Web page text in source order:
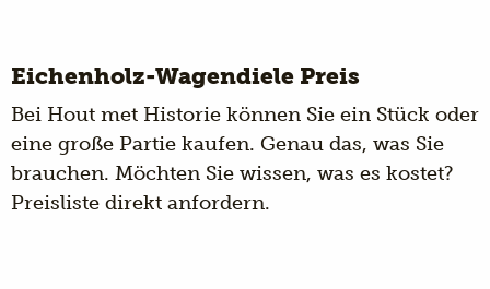
Eichenholz-Wagendiele Preis
Bei Hout met Historie können Sie ein Stück oder
eine große Partie kaufen. Genau das, was Sie
brauchen. Möchten Sie wissen, was es kostet?
Preisliste direkt anfordern.